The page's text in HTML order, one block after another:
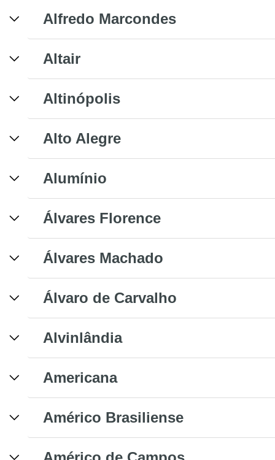
Alfredo Marcondes
Altair
Altinópolis
Alto Alegre
Alumínio
Álvares Florence
Álvares Machado
Álvaro de Carvalho
Alvinlândia
Americana
Américo Brasiliense